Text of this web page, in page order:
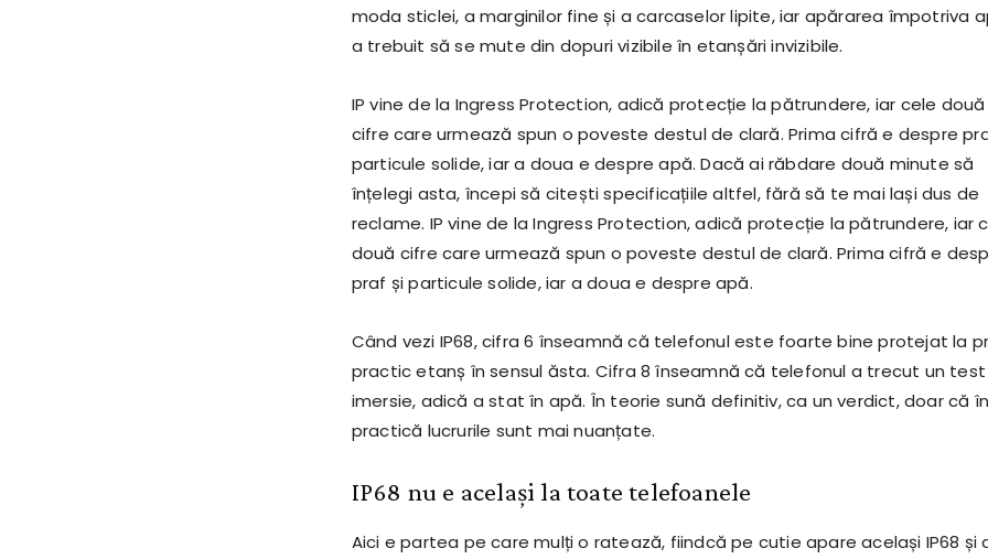
moda sticlei, a marginilor fine și a carcaselor lipite, iar apărarea împotriva
a trebuit să se mute din dopuri vizibile în etanșări invizibile.
IP vine de la Ingress Protection, adică protecție la pătrundere, iar cele două
cifre care urmează spun o poveste destul de clară. Prima cifră e despre
particule solide, iar a doua e despre apă. Dacă ai răbdare două minute să
înțelegi asta, începi să citești specificațiile altfel, fără să te mai lași dus de
reclame. IP vine de la Ingress Protection, adică protecție la pătrundere, iar
două cifre care urmează spun o poveste destul de clară. Prima cifră e
praf și particule solide, iar a doua e despre apă.
Când vezi IP68, cifra 6 înseamnă că telefonul este foarte bine protejat la
practic etanș în sensul ăsta. Cifra 8 înseamnă că telefonul a trecut un
imersie, adică a stat în apă. În teorie sună definitiv, ca un verdict, doar că în
practică lucrurile sunt mai nuanțate.
IP68 nu e același la toate telefoanele
Aici e partea pe care mulți o ratează, fiindcă pe cutie apare același IP68 și